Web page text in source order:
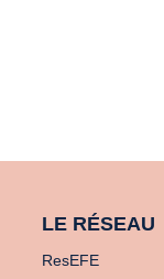
LE RÉSEAU
ResEFE